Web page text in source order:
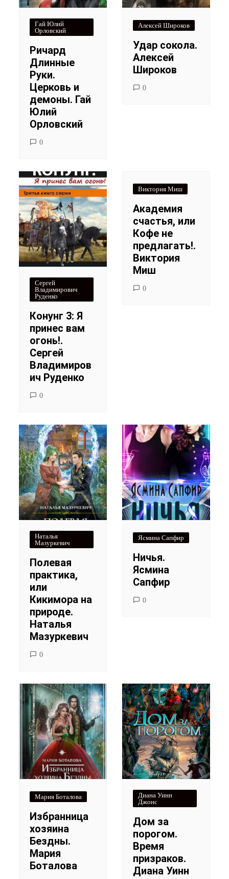
Гай Юлий
Орловский
Ричард
Длинные
Руки.
Церковь и
демоны. Гай
Юлий
Орловский
0
Алексей Широков
Удар сокола.
Алексей
Широков
0
Сергей
Владимирович
Руденко
Конунг 3: Я
принес вам
огонь!.
Сергей
Владимиров
ич Руденко
0
Виктория Миш
Академия
счастья, или
Кофе не
предлагать!.
Виктория
Миш
0
Наталья
Мазуркевич
Полевая
практика,
или
Кикимора на
природе.
Наталья
Мазуркевич
0
Ясмина Сапфир
Ничья.
Ясмина
Сапфир
0
Мария Боталова
Избранница
хозяина
Бездны.
Мария
Боталова
Диана Уинн
Джонс
Дом за
порогом.
Время
призраков.
Диана Уинн